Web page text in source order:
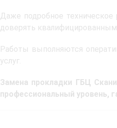
Даже подробное
доверять
Работы выполняются
услуг.
Замена прокладки ГБЦ
профессиональный уровень,